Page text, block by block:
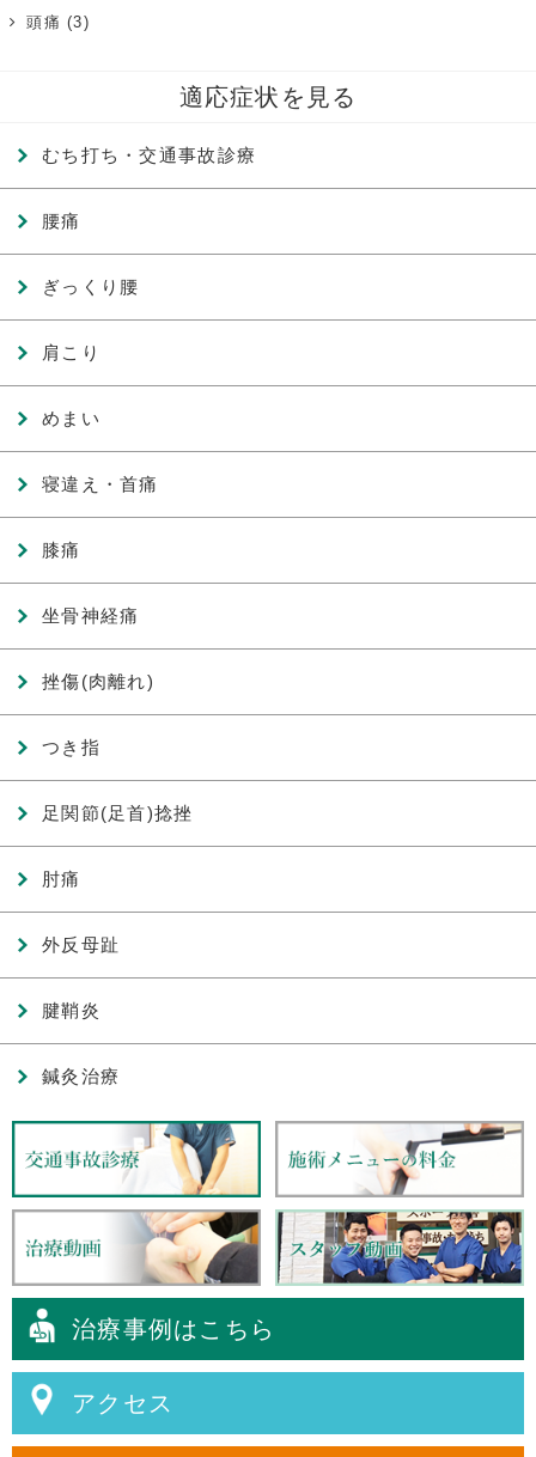
頭痛 (3)
適応症状を見る
むち打ち・交通事故診療
腰痛
ぎっくり腰
肩こり
めまい
寝違え・首痛
膝痛
坐骨神経痛
挫傷(肉離れ)
つき指
足関節(足首)捻挫
肘痛
外反母趾
腱鞘炎
鍼灸治療
治療事例はこちら
アクセス